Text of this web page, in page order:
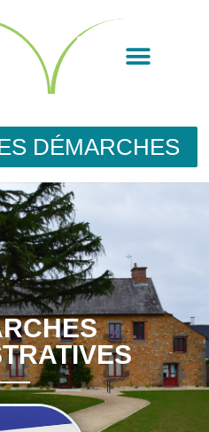
DÉMARCHES